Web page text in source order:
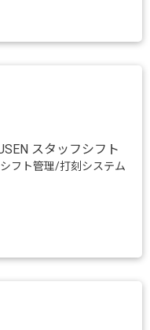
シフト管理/打刻システム